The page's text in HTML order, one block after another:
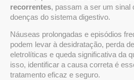
recorrentes, passam a ser um sinal
doenças do sistema digestivo.
Náuseas prolongadas e episódios
podem levar à desidratação, perda
eletrolíticas e queda significativa da
isso, identificar a causa correta é
tratamento eficaz e seguro.